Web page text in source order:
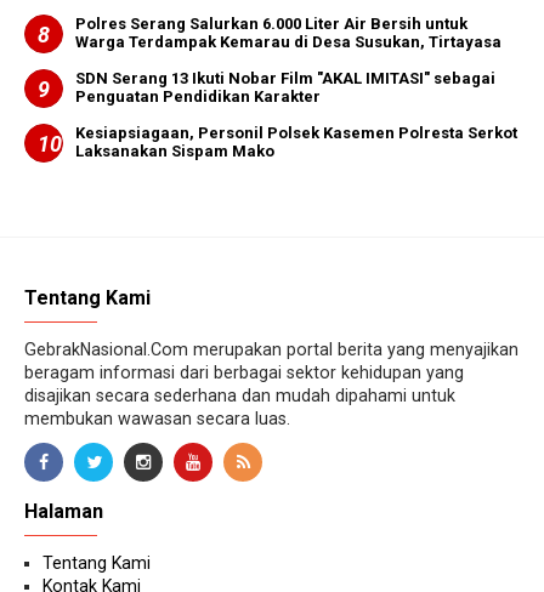
Polres Serang Salurkan 6.000 Liter Air Bersih untuk
Warga Terdampak Kemarau di Desa Susukan, Tirtayasa
SDN Serang 13 Ikuti Nobar Film "AKAL IMITASI" sebagai
Penguatan Pendidikan Karakter
Kesiapsiagaan, Personil Polsek Kasemen Polresta Serkot
Laksanakan Sispam Mako
Tentang Kami
GebrakNasional.Com merupakan portal berita yang menyajikan
beragam informasi dari berbagai sektor kehidupan yang
disajikan secara sederhana dan mudah dipahami untuk
membukan wawasan secara luas.
Halaman
Tentang Kami
Kontak Kami